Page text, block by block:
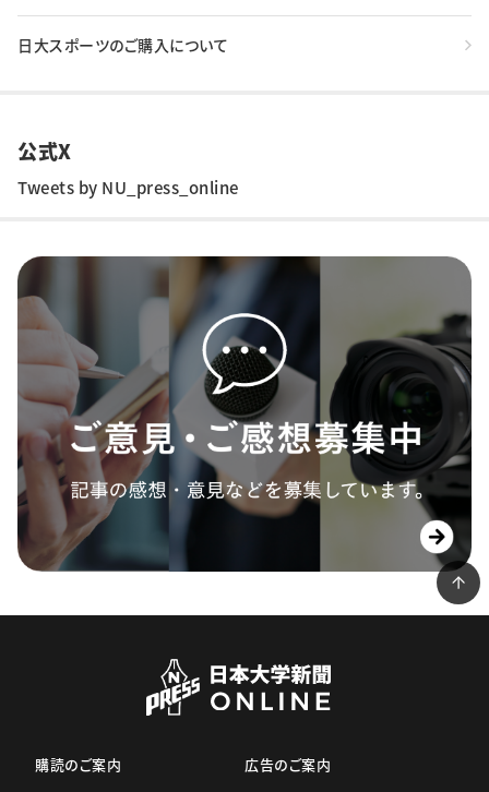
日大スポーツのご購入について
公式X
Tweets by NU_press_online
購読のご案内
広告のご案内